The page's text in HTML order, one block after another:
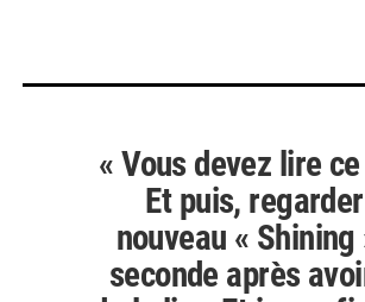
« Vous devez lire
Et puis,
nouveau « Shining
seconde après